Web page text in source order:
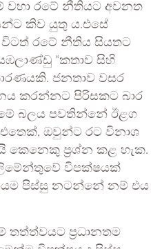
රටේ නීතියට අවනත
කිව යුතු ය.එසේ
රටේ නීතිය සියතට
“කතාව සිහි
ජනතාව වසර
කරන්නට පිරිසකට බාර
බලය පවතින්නේ ඊළග
ඔවුන්ට රට විනාශ
කෙනෙකු ප්‍රශ්න කළ හැක.
විපක්ෂයක්
පිස්සු නටන්නේ නම් එය
තත්ත්වයට ප්‍රධානතම